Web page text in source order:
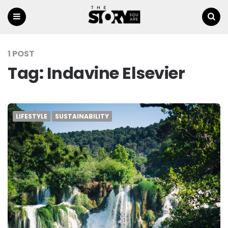
1 POST
Tag: Indavine Elsevier
LIFESTYLE SUSTAINABILITY